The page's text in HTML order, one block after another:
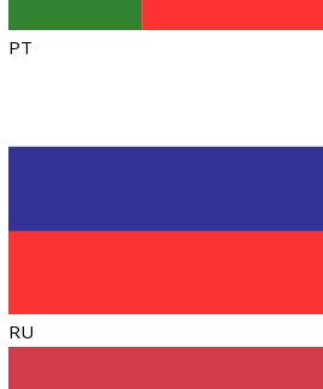
PT
RU